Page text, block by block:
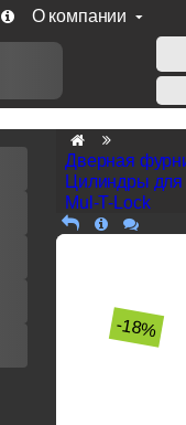
О компании
заказе от 50 тыс.
Дверная
Цилиндры для
Mul-T-Lock
-18%